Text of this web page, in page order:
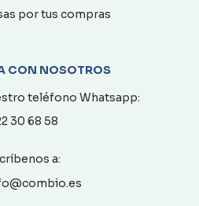
por tus compras
CON NOSOTROS
teléfono Whatsapp:
30 68 58
a: